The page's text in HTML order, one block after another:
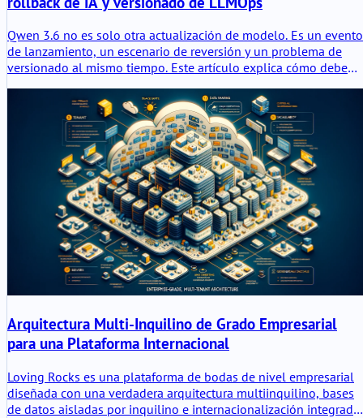
Qwen 3.6 no es solo otra actualización de modelo. Es un evento
de lanzamiento, un escenario de reversión y un problema de
versionado al mismo tiempo. Este artículo explica cómo debe
LLMOps, la trazabilidad de prompts y modelos, el despliegue
controlado y la preparación para la reversión basada en
Arquitectura Multi-Inquilino de Grado Empresarial
para una Plataforma Internacional
Loving Rocks es una plataforma de bodas de nivel empresarial
diseñada con una verdadera arquitectura multiinquilino, bases
de datos aisladas por inquilino e internacionalización integrada